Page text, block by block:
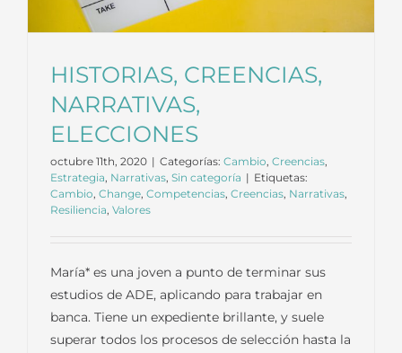
HISTORIAS, CREENCIAS,
NARRATIVAS,
ELECCIONES
octubre 11th, 2020 | Categorías: Cambio, Creencias,
Estrategia, Narrativas, Sin categoría | Etiquetas:
Cambio, Change, Competencias, Creencias, Narrativas,
Resiliencia, Valores
María* es una joven a punto de terminar sus
estudios de ADE, aplicando para trabajar en
banca. Tiene un expediente brillante, y suele
superar todos los procesos de selección hasta la